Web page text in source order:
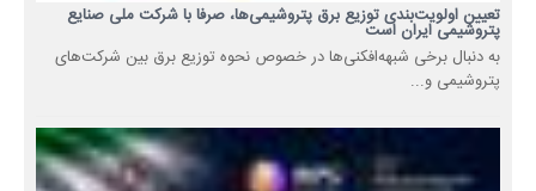
تعیین اولویت‌بندی توزیع برق پتروشیمی‌ها، صرفا با شرکت ملی صنایع
پتروشیمی ایران است
به دنبال برخی شبهه‌افکنی‌ها در خصوص نحوه توزیع برق بین شرکت‌های
پتروشیمی و...